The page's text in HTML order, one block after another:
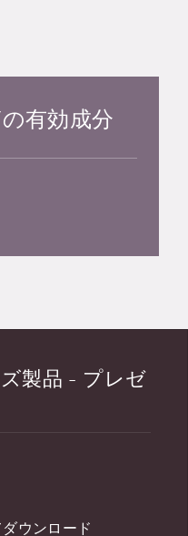
有効成分
製品 - プレゼ
ウンロード